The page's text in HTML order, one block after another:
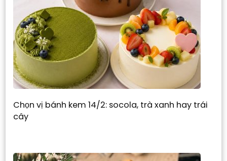
Chọn vị bánh kem 14/2: socola, trà xanh hay trái
cây